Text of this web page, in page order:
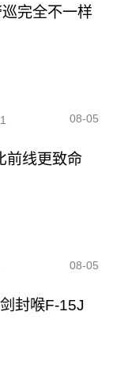
完全不一样
08-05
前线更致命
08-05
封喉F-15J